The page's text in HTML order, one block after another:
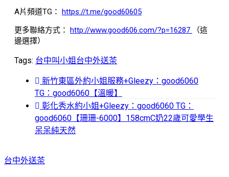
A片頻道TG： https://t.me/good60605
更多聯絡方式： http://www.good606.com/?p=16287
（這
邊選擇）
Tags: 台中叫小姐 台中外送茶
新竹東區外約小姐服務+Gleezy：good6060
TG：good6060【溫暖】
彰化秀水約小姐+Gleezy：good6060 TG：
good6060【珊珊-6000】158cmC奶22歲可愛學生
呆呆純天然
台中外送茶